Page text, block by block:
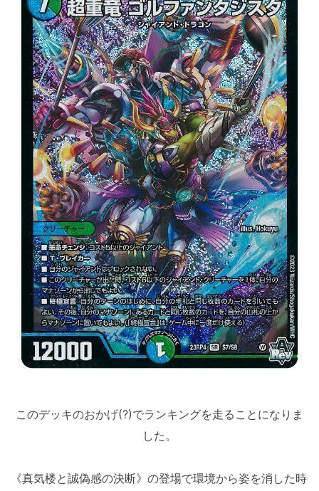
このデッキのおかげ(?)でランキングを走ることになりま
した。
《真気楼と誠偽感の決断》の登場で環境から姿を消した時